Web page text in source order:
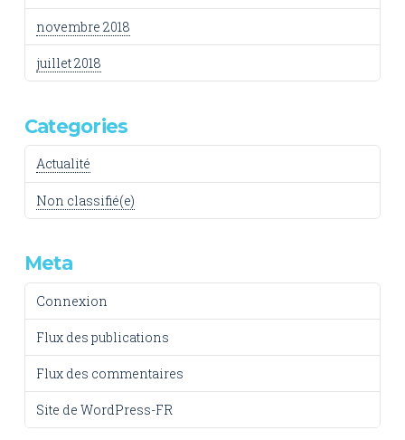
novembre 2018
juillet 2018
Categories
Actualité
Non classifié(e)
Meta
Connexion
Flux des publications
Flux des commentaires
Site de WordPress-FR